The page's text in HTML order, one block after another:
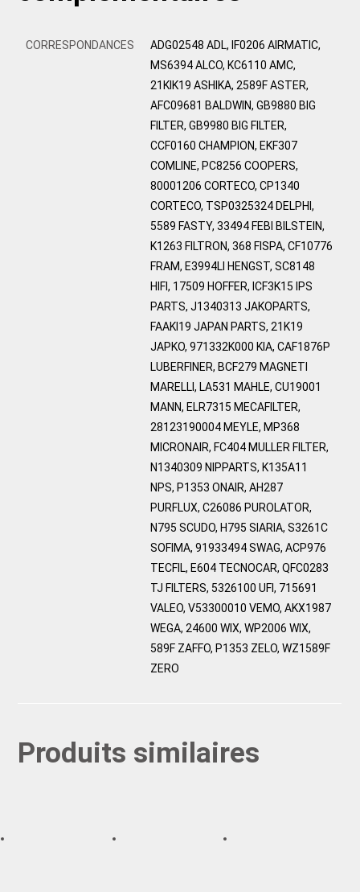
CORRESPONDANCES
ADG02548 ADL, IF0206 AIRMATIC,
MS6394 ALCO, KC6110 AMC,
21KIK19 ASHIKA, 2589F ASTER,
AFC09681 BALDWIN, GB9880 BIG
FILTER, GB9980 BIG FILTER,
CCF0160 CHAMPION, EKF307
COMLINE, PC8256 COOPERS,
80001206 CORTECO, CP1340
CORTECO, TSP0325324 DELPHI,
5589 FASTY, 33494 FEBI BILSTEIN,
K1263 FILTRON, 368 FISPA, CF10776
FRAM, E3994LI HENGST, SC8148
HIFI, 17509 HOFFER, ICF3K15 IPS
PARTS, J1340313 JAKOPARTS,
FAAKI19 JAPAN PARTS, 21K19
JAPKO, 971332K000 KIA, CAF1876P
LUBERFINER, BCF279 MAGNETI
MARELLI, LA531 MAHLE, CU19001
MANN, ELR7315 MECAFILTER,
28123190004 MEYLE, MP368
MICRONAIR, FC404 MULLER FILTER,
N1340309 NIPPARTS, K135A11
NPS, P1353 ONAIR, AH287
PURFLUX, C26086 PUROLATOR,
N795 SCUDO, H795 SIARIA, S3261C
SOFIMA, 91933494 SWAG, ACP976
TECFIL, E604 TECNOCAR, QFC0283
TJ FILTERS, 5326100 UFI, 715691
VALEO, V53300010 VEMO, AKX1987
WEGA, 24600 WIX, WP2006 WIX,
589F ZAFFO, P1353 ZELO, WZ1589F
ZERO
Produits similaires